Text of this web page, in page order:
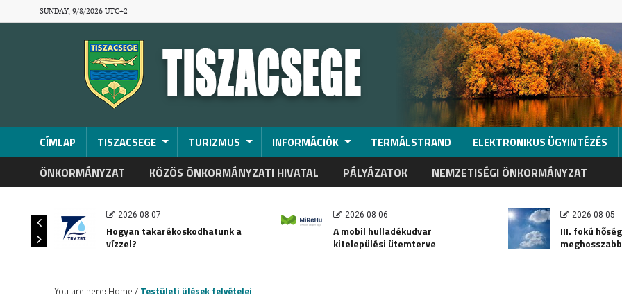
SUNDAY, 9/8/2026 UTC+2
CÍMLAP TISZACSEGE TURIZMUS INFORMÁCIÓK TERMÁLSTRAND ELEKTRONIKUS ÜGYINTÉZÉS
ÖNKORMÁNYZAT KÖZÖS ÖNKORMÁNYZATI HIVATAL PÁLYÁZATOK NEMZETISÉGI ÖNKORMÁNYZAT
2026-08-07
Hogyan takarékoskodhatunk a
vízzel?
2026-08-06
A mobil hulladékudvar
kitelepülési ütemterve
2026-08-05
III. fokú
You are here: Home / Testületi ülések felvételei